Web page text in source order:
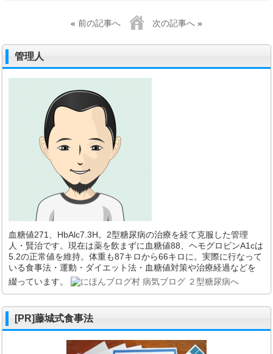
« 前の記事へ 次の記事へ »
管理人
血糖値271、HbAlc7.3H。2型糖尿病の治療を経て克服した管理
人・賢治です。現在は薬を飲まずに血糖値88、ヘモグロビンA1cは
5.2の正常値を維持。体重も87キロから66キロに。実際に行なって
いる食事法・運動・ダイエット法・血糖値対策や治療経過などを
綴っています。
[PR]藤城式食事法